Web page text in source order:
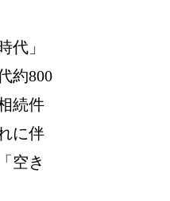
代」
約800
続件
に伴
空き